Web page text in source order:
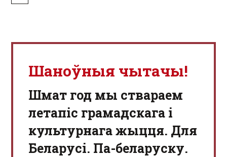
Шаноўныя чытачы!
Шмат год мы ствараем
летапіс грамадскага і
культурнага жыцця. Для
Беларусі. Па-беларуску.